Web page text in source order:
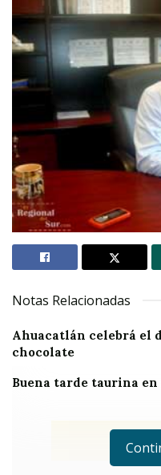
Notas Relacionadas
Ahuacatlán celebrá el
chocolate
Buena tarde taurina